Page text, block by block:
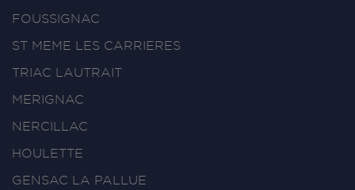
FOUSSIGNAC
ST MEME LES CARRIERES
TRIAC LAUTRAIT
MERIGNAC
NERCILLAC
HOULETTE
GENSAC LA PALLUE